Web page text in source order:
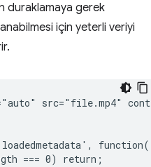
duraklamaya gerek
için yeterli veriyi
src="file.mp4"
=== 0) return;